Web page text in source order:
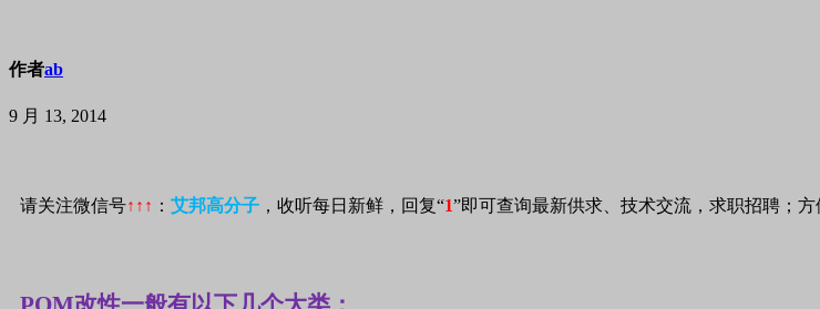
作者ab
9 月 13, 2014
请关注微信号↑↑↑ ： 艾邦高分子 ，收听每日新鲜，回复“1”即可查询最新供求、技术交流，求职招聘；